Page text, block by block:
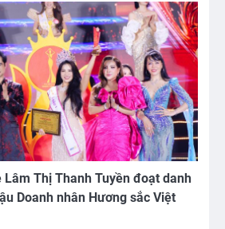
Lâm Thị Thanh Tuyền đoạt danh
Doanh nhân Hương sắc Việt